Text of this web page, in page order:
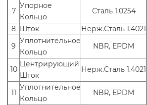
7
Упорное
Кольцо
Сталь 1.0254
8 Шток
Нерж.Сталь 1.4021
9
Уплотнительное
Кольцо
NBR, EPDM
10
Центрирующий
Шток
Нерж.Сталь 1.4021
11
Уплотнительное
Кольцо
NBR, EPDM